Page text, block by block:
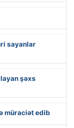
sayanlar
şəxs
müraciət edib